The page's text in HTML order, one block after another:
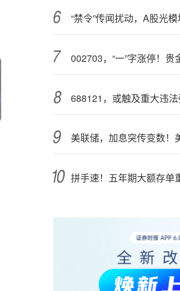
688121，或触及重大违法
美联储，加息突传变数！